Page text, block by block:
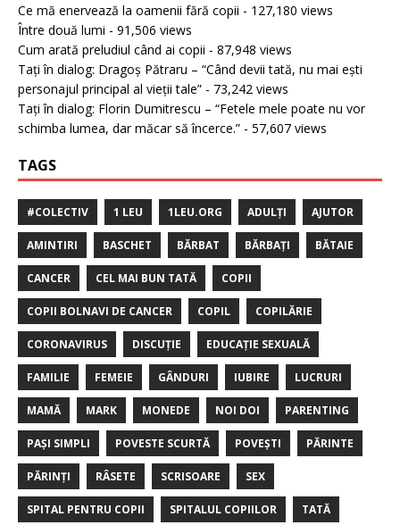
Ce mă enervează la oamenii fără copii - 127,180 views
Între două lumi - 91,506 views
Cum arată preludiul când ai copii - 87,948 views
Tați în dialog: Dragoș Pătraru – “Când devii tată, nu mai ești
personajul principal al vieții tale” - 73,242 views
Tați în dialog: Florin Dumitrescu – “Fetele mele poate nu vor
schimba lumea, dar măcar să încerce.” - 57,607 views
TAGS
#COLECTIV 1 LEU 1LEU.ORG ADULȚI AJUTOR
AMINTIRI BASCHET BĂRBAT BĂRBAȚI BĂTAIE
CANCER CEL MAI BUN TATĂ COPII
COPII BOLNAVI DE CANCER COPIL COPILĂRIE
CORONAVIRUS DISCUȚIE EDUCAȚIE SEXUALĂ
FAMILIE FEMEIE GÂNDURI IUBIRE LUCRURI
MAMĂ MARK MONEDE NOI DOI PARENTING
PAȘI SIMPLI POVESTE SCURTĂ POVEȘTI PĂRINTE
PĂRINȚI RÂSETE SCRISOARE SEX
SPITAL PENTRU COPII SPITALUL COPIILOR TATĂ